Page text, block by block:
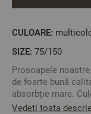
CULOARE:
SIZE: 75/150
Prosoapele
de foarte bună
absorbție mare.
ceea ce face sa fie
Vedeti toata